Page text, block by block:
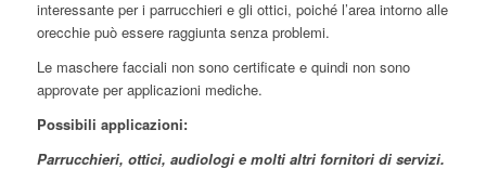
interessante per i parrucchieri e gli ottici, poiché l’area intorno alle
orecchie può essere raggiunta senza problemi.
Le maschere facciali non sono certificate e quindi non sono
approvate per applicazioni mediche.
Possibili applicazioni:
Parrucchieri, ottici, audiologi e molti altri fornitori di servizi.